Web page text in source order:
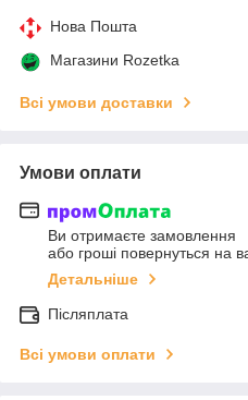
Нова Пошта
Магазини Rozetka
Всі умови доставки
Умови оплати
Ви отримаєте замовлення
або гроші повернуться на
Детальніше
Післяплата
Всі умови оплати